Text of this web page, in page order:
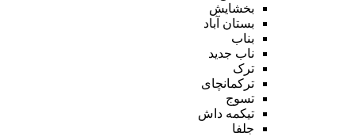
بخشایش
بستان آباد
بناب
ناب جدید
ترک
ترکمانچای
تسوج
تیکمه داش
جلفا